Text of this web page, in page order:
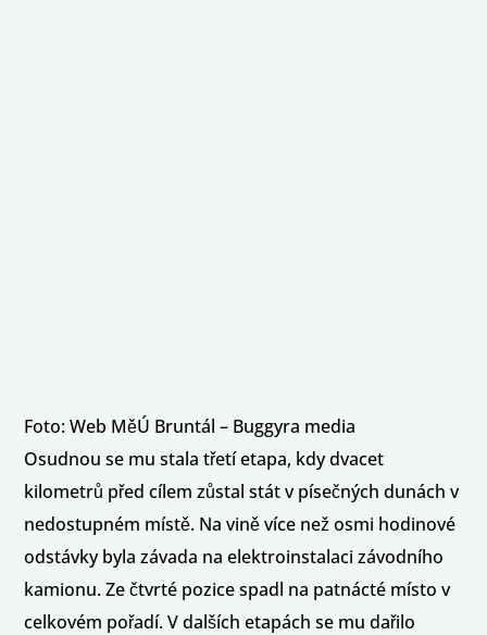
Foto: Web MěÚ Bruntál – Buggyra media
Osudnou se mu stala třetí etapa, kdy dvacet
kilometrů před cílem zůstal stát v písečných dunách v
nedostupném místě. Na vině více než osmi hodinové
odstávky byla závada na elektroinstalaci závodního
kamionu. Ze čtvrté pozice spadl na patnácté místo v
celkovém pořadí. V dalších etapách se mu dařilo